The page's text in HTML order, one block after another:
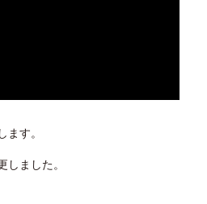
す。
ました。